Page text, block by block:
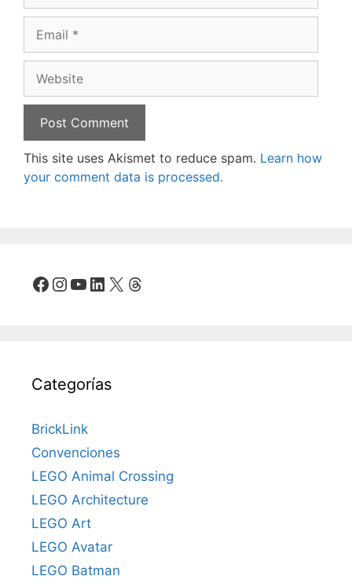
This site uses Akismet to reduce spam. Learn how
your comment data is processed.
Facebook
Instagram
YouTube
LinkedIn
X Threads
Categorías
BrickLink
Convenciones
LEGO Animal Crossing
LEGO Architecture
LEGO Art
LEGO Avatar
LEGO Batman